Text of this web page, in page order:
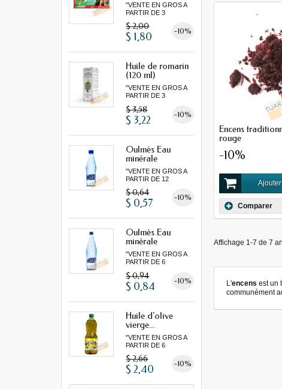
"VENTE EN GROS A
PARTIR DE 3
$ 2,00 -10%
$ 1,80
Huile de romarin
(120 ml)
"VENTE EN GROS A
PARTIR DE 3
$ 3,58 -10%
$ 3,22
Oulmès Eau
minérale
gazeuse...
"VENTE EN GROS A
PARTIR DE 12
$ 0,64 -10%
$ 0,57
Oulmès Eau
minérale
gazeuse...
"VENTE EN GROS A
PARTIR DE 6
$ 0,94 -10%
$ 0,84
Huile d'olive
vierge...
"VENTE EN GROS A
PARTIR DE 6
$ 2,66 -10%
$ 2,40
Encens
rouge
-10%
Comparer
Affichage 1-7 de 7
L'encens est un
communément